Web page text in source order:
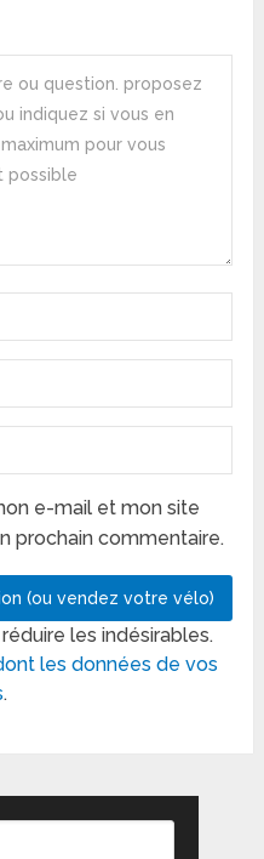
e-mail et mon site
prochain commentaire.
les indésirables.
les données de vos
.